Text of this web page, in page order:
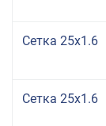
Сетка 25x1.6
Сетка 25x1.6